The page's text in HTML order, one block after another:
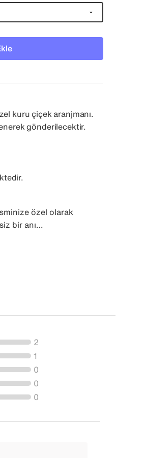
kuru çiçek aranjmanı.
gönderilecektir.
özel olarak
bir anı…
2
1
0
0
0